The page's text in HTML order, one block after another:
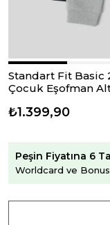
Standart Fit Basic
Çocuk Eşofman
₺1.399,90
Peşin Fiyatına 6
Worldcard ve